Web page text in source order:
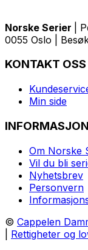
Norske Serier
|
0055 Oslo |
KONTAKT OSS
Min side
INFORMASJON
Om Norske
Vil du bli
Nyhetsbrev
Personvern
© Cappelen
Rettigheter og